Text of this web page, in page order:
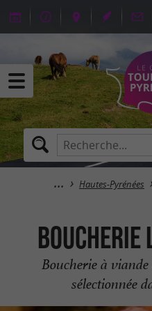
Hautes-Pyrénées
Boucherie
Boucherie à
sélectionnée